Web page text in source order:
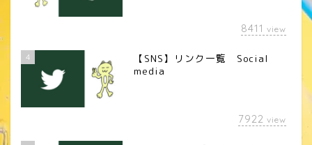
8411 view
4
【SNS】リンク一覧 Social
media
7922 view